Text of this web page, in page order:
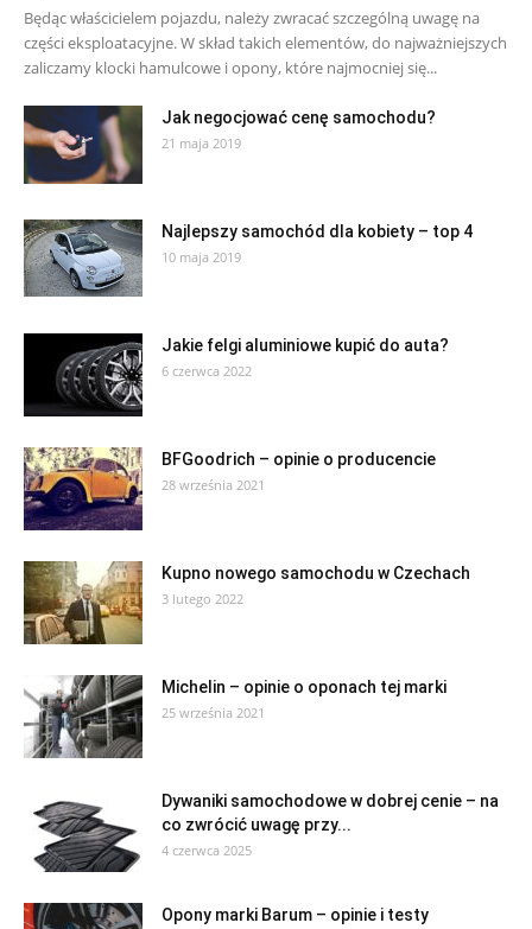
Będąc właścicielem pojazdu, należy zwracać szczególną uwagę na
części eksploatacyjne. W skład takich elementów, do najważniejszych
zaliczamy klocki hamulcowe i opony, które najmocniej się...
Jak negocjować cenę samochodu?
21 maja 2019
Najlepszy samochód dla kobiety – top 4
10 maja 2019
Jakie felgi aluminiowe kupić do auta?
6 czerwca 2022
BFGoodrich – opinie o producencie
28 września 2021
Kupno nowego samochodu w Czechach
3 lutego 2022
Michelin – opinie o oponach tej marki
25 września 2021
Dywaniki samochodowe w dobrej cenie – na
co zwrócić uwagę przy...
4 czerwca 2025
Opony marki Barum – opinie i testy